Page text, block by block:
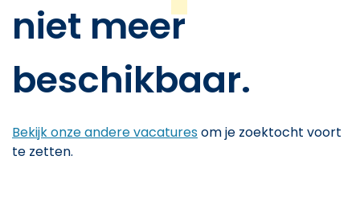
niet meer
beschikbaar.
Bekijk onze andere vacaturesom je zoektocht voort
te zetten.